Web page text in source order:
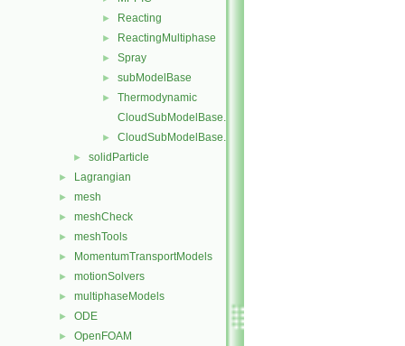
► Reacting
► ReactingMultiphase
► Spray
► subModelBase
►
Thermodynamic
CloudSubModelBase.C
► CloudSubModelBase.H
► solidParticle
► Lagrangian
► mesh
► meshCheck
► meshTools
► MomentumTransportModels
► motionSolvers
► multiphaseModels
► ODE
► OpenFOAM